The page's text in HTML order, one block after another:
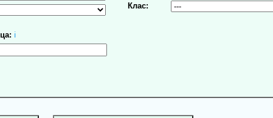
ℹ
Клас: